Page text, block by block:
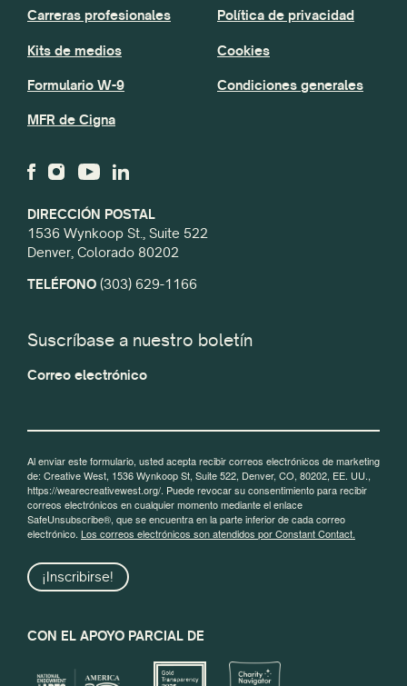
DIRECCIÓN POSTAL
1536 Wynkoop St., Suite 522
Denver, Colorado 80202
TELÉFONO (303) 629-1166
Carreras profesionales
Kits de medios
Formulario W-9
MFR de Cigna
Política de privacidad
Cookies
Condiciones generales
Suscríbase a nuestro boletín
Correo electrónico
Al enviar este formulario, usted acepta recibir correos electrónicos de marketing
de: Creative West, 1536 Wynkoop St, Suite 522, Denver, CO, 80202, EE. UU.,
https://wearecreativewest.org/. Puede revocar su consentimiento para recibir
correos electrónicos en cualquier momento mediante el enlace
SafeUnsubscribe®, que se encuentra en la parte inferior de cada correo
electrónico. Los correos electrónicos son atendidos por Constant Contact.
¡Inscribirse!
CON EL APOYO PARCIAL DE